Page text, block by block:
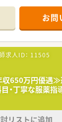
をメインに応需して
。
、他に事務が2名お
！ ／
休日120日以上◇
児休業後の職場復帰
充実した教育制度
バランスに重点を置
】、【時短勤務】等の制
お問
求人ID： 11505
収650万円優遇≫
目・丁寧な服薬
リストに追加